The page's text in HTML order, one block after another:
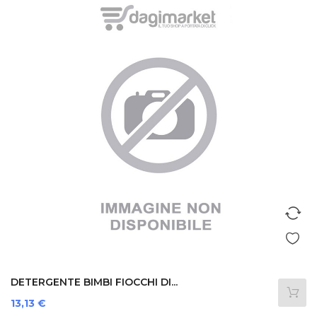
DETERGENTE BIMBI FIOCCHI DI...
Prezzo
13,13 €